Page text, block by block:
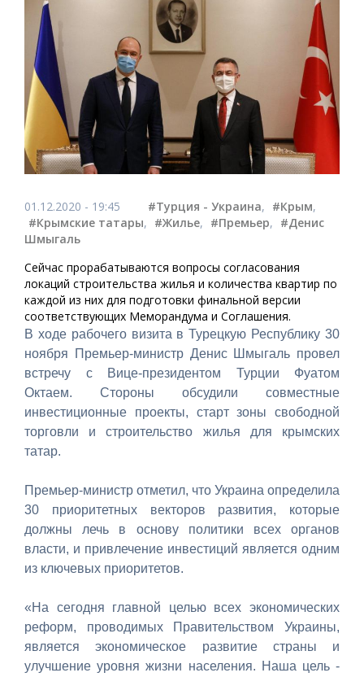
01.12.2020 - 19:45 #Турция - Украина, #Крым,
#Крымские татары, #Жилье, #Премьер, #Денис
Шмыгаль
Сейчас прорабатываются вопросы согласования
локаций строительства жилья и количества квартир по
каждой из них для подготовки финальной версии
соответствующих Меморандума и Соглашения.
В ходе рабочего визита в Турецкую Республику 30
ноября Премьер-министр Денис Шмыгаль провел
встречу с Вице-президентом Турции Фуатом
Октаем. Стороны обсудили совместные
инвестиционные проекты, старт зоны свободной
торговли и строительство жилья для крымских
татар.
Премьер-министр отметил, что Украина определила
30 приоритетных векторов развития, которые
должны лечь в основу политики всех органов
власти, и привлечение инвестиций является одним
из ключевых приоритетов.
«На сегодня главной целью всех экономических
реформ, проводимых Правительством Украины,
является экономическое развитие страны и
улучшение уровня жизни населения. Наша цель -